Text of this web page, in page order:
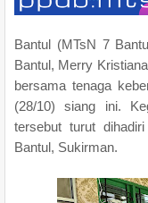
Bantul (MTsN 7
Bantul, Merry
bersama tenaga
(28/10) siang ini.
tersebut turut
Bantul, Sukirman.